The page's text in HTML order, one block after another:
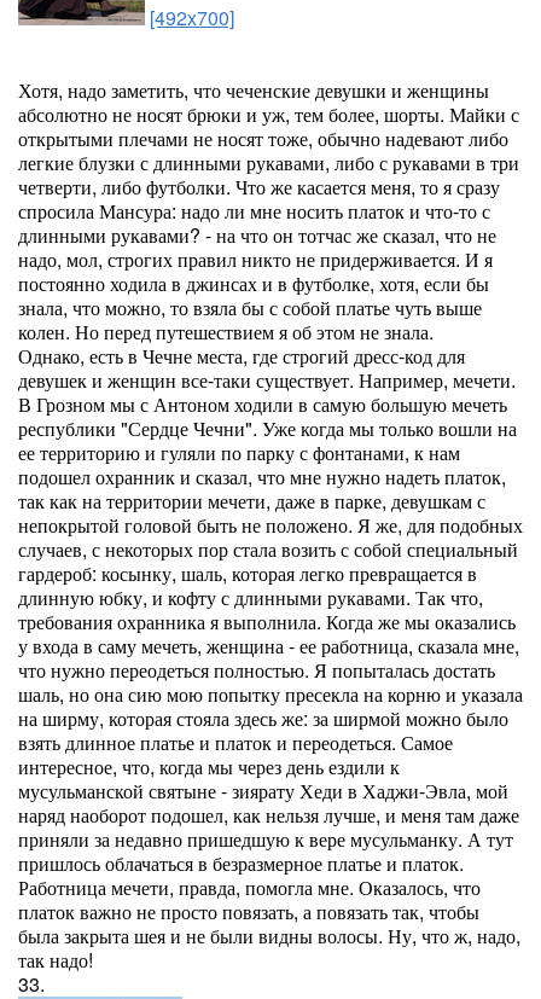
[492x700]
Хотя, надо заметить, что чеченские девушки и женщины
абсолютно не носят брюки и уж, тем более, шорты. Майки с
открытыми плечами не носят тоже, обычно надевают либо
легкие блузки с длинными рукавами, либо с рукавами в три
четверти, либо футболки. Что же касается меня, то я сразу
спросила Мансура: надо ли мне носить платок и что-то с
длинными рукавами? - на что он тотчас же сказал, что не
надо, мол, строгих правил никто не придерживается. И я
постоянно ходила в джинсах и в футболке, хотя, если бы
знала, что можно, то взяла бы с собой платье чуть выше
колен. Но перед путешествием я об этом не знала.
Однако, есть в Чечне места, где строгий дресс-код для
девушек и женщин все-таки существует. Например, мечети.
В Грозном мы с Антоном ходили в самую большую мечеть
республики "Сердце Чечни". Уже когда мы только вошли на
ее территорию и гуляли по парку с фонтанами, к нам
подошел охранник и сказал, что мне нужно надеть платок,
так как на территории мечети, даже в парке, девушкам с
непокрытой головой быть не положено. Я же, для подобных
случаев, с некоторых пор стала возить с собой специальный
гардероб: косынку, шаль, которая легко превращается в
длинную юбку, и кофту с длинными рукавами. Так что,
требования охранника я выполнила. Когда же мы оказались
у входа в саму мечеть, женщина - ее работница, сказала мне,
что нужно переодеться полностью. Я попыталась достать
шаль, но она сию мою попытку пресекла на корню и указала
на ширму, которая стояла здесь же: за ширмой можно было
взять длинное платье и платок и переодеться. Самое
интересное, что, когда мы через день ездили к
мусульманской святыне - зиярату Хеди в Хаджи-Эвла, мой
наряд наоборот подошел, как нельзя лучше, и меня там даже
приняли за недавно пришедшую к вере мусульманку. А тут
пришлось облачаться в безразмерное платье и платок.
Работница мечети, правда, помогла мне. Оказалось, что
платок важно не просто повязать, а повязать так, чтобы
была закрыта шея и не были видны волосы. Ну, что ж, надо,
так надо!
33.